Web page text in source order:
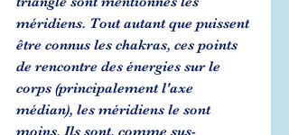
méridiens. Tout autant que puissent
être connus les chakras, ces points
de rencontre des énergies sur le
corps (principalement l'axe
médian), les méridiens le sont
moins. Ils sont, comme sus-